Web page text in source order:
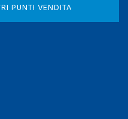
PUNTI VENDITA